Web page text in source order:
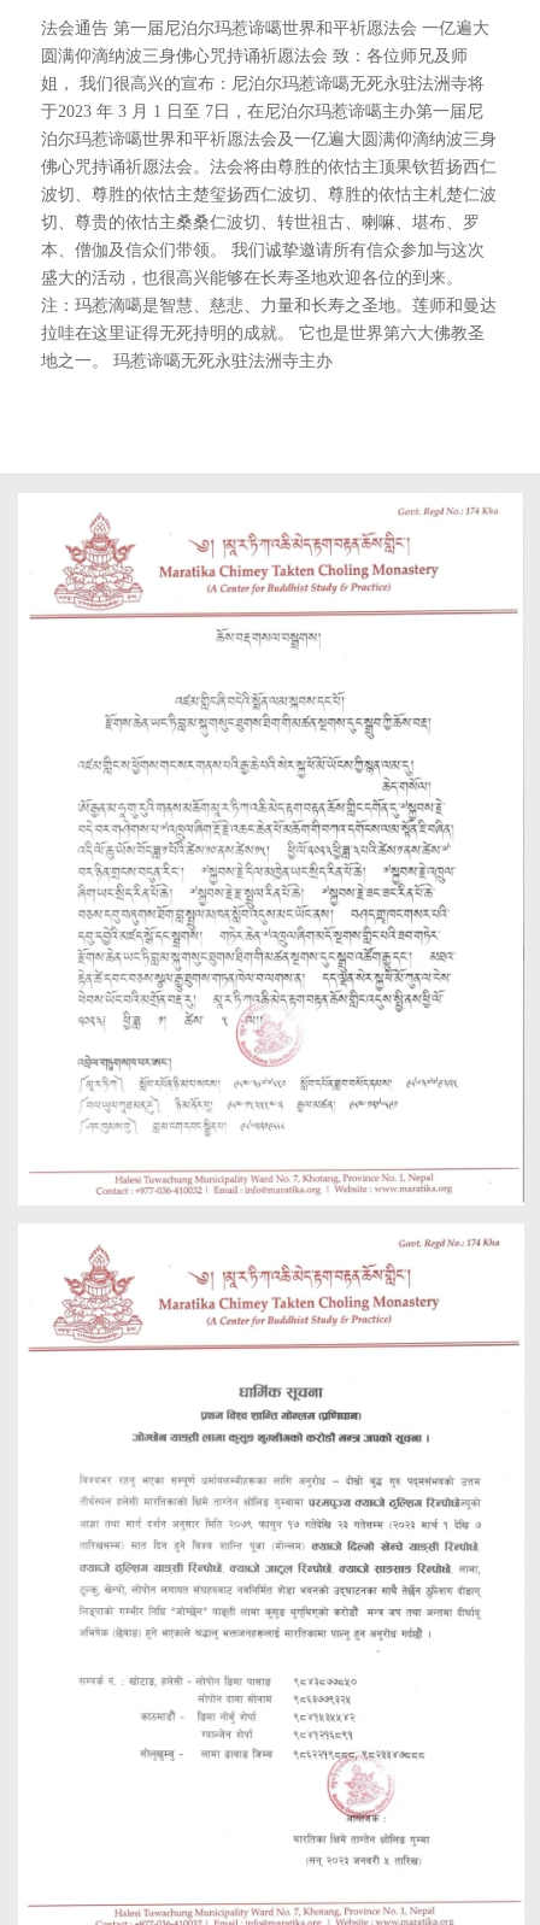
法会通告 第一届尼泊尔玛惹谛噶世界和平祈愿法会 一亿遍大
圆满仰滴纳波三身佛心咒持诵祈愿法会 致：各位师兄及师
姐， 我们很高兴的宣布：尼泊尔玛惹谛噶无死永驻法洲寺将
于2023 年 3 月 1 日至 7日，在尼泊尔玛惹谛噶主办第一届尼
泊尔玛惹谛噶世界和平祈愿法会及一亿遍大圆满仰滴纳波三身
佛心咒持诵祈愿法会。法会将由尊胜的依怙主顶果钦哲扬西仁
波切、尊胜的依怙主楚玺扬西仁波切、尊胜的依怙主札楚仁波
切、尊贵的依怙主桑桑仁波切、转世祖古、喇嘛、堪布、罗
本、僧伽及信众们带领。 我们诚挚邀请所有信众参加与这次
盛大的活动，也很高兴能够在长寿圣地欢迎各位的到来。
注：玛惹滴噶是智慧、慈悲、力量和长寿之圣地。莲师和曼达
拉哇在这里证得无死持明的成就。 它也是世界第六大佛教圣
地之一。 玛惹谛噶无死永驻法洲寺主办